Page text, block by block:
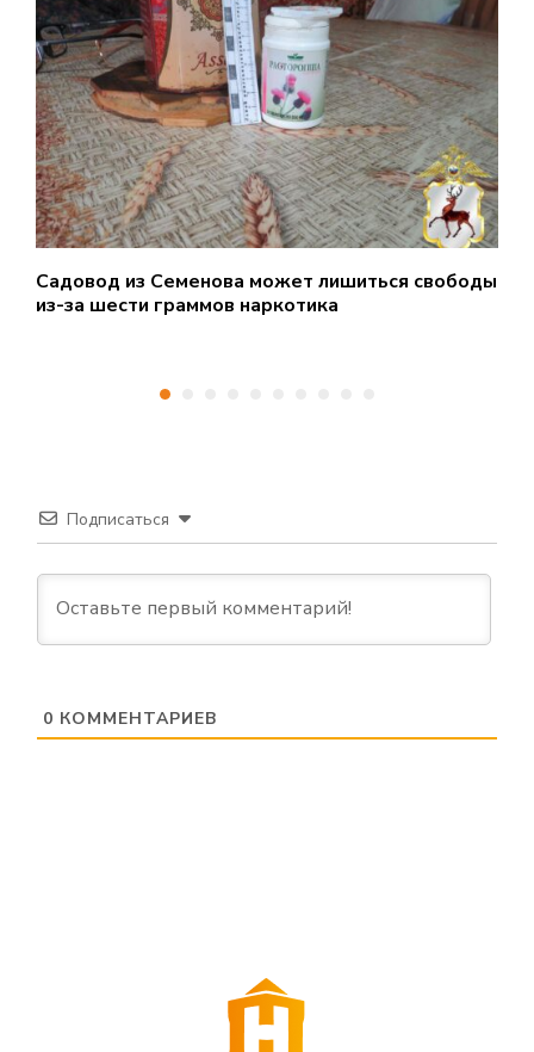
Садовод из Семенова может лишиться свободы
из-за шести граммов наркотика
Подписаться
0 КОММЕНТАРИЕВ